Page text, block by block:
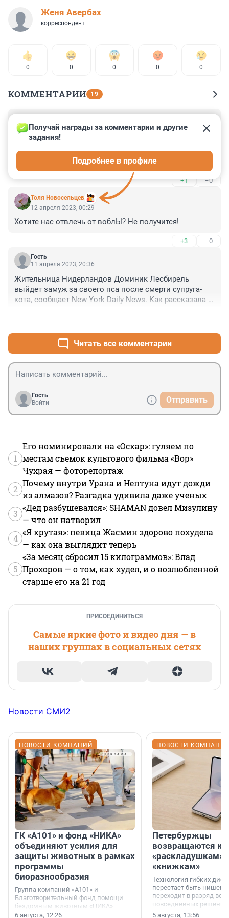
Женя Авербах
корреспондент
0 0 0 0 0
КОММЕНТАРИИ 19
12 апреля 2023, 00:37
А в России терпилы. Нет, чтобы выйти на улицы и
требовать создания района красных фонарей где-
нибудь на Невском.
+1 –0
Толя Новосельцев
Получай награды за комментарии и другие
задания!
Подробнее в профиле
12 апреля 2023, 00:29
Хотите нас отвлечь от воблЫ? Не получится!
+3 –0
Гость
11 апреля 2023, 20:36
Жительница Нидерландов Доминик Лесбирель
выйдет замуж за своего пса после смерти супруга-
кота, сообщает New York Daily News. Как рассказала
Читать все комментарии
Гость
Войти
Отправить
1
Его номинировали на «Оскар»: гуляем по
местам съемок культового фильма «Вор»
Чухрая — фоторепортаж
2
Почему внутри Урана и Нептуна идут дожди
из алмазов? Разгадка удивила даже ученых
3
«Дед разбушевался»: SHAMAN довел Мизулину
— что он натворил
4
«Я крутая»: певица Жасмин здорово похудела
— как она выглядит теперь
5
«За месяц сбросил 15 килограммов»: Влад
Прохоров — о том, как худел, и о возлюбленной
старше его на 21 год
ПРИСОЕДИНИТЬСЯ
Самые яркие фото и видео дня — в
наших группах в социальных сетях
Новости СМИ2
НОВОСТИ КОМПАНИЙ
ГК «А101» и фонд «НИКА»
объединяют усилия для
защиты животных в рамках
программы
биоразнообразия
Группа компаний «А101» и
Благотворительный фонд помощи
бездомным животным «НИКА»
заключили соглашение о
6 августа, 12:26
НОВОСТИ
Петербуржцы
возвращаются к
«раскладушкам»
«книжкам»
Технология гибких
перестает быть
переходит в разряд
повседневных
5 августа, 13:56